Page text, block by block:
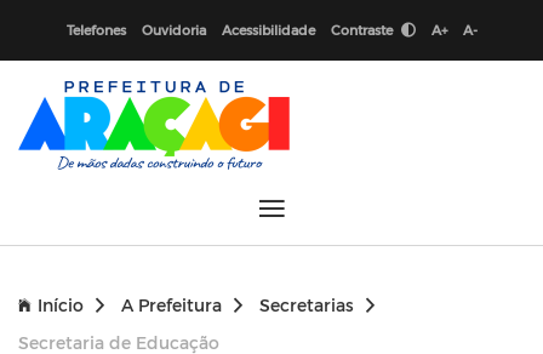
Telefones Ouvidoria Acessibilidade Contraste A+ A-
Início A Prefeitura
Secretarias
Secretaria de Educação